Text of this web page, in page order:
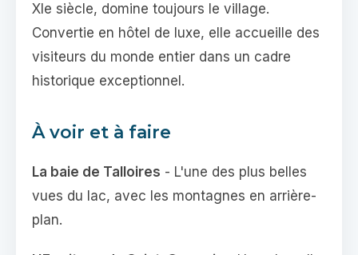
XIe siècle, domine toujours le village.
Convertie en hôtel de luxe, elle accueille des
visiteurs du monde entier dans un cadre
historique exceptionnel.
À voir et à faire
La baie de Talloires - L'une des plus belles
vues du lac, avec les montagnes en arrière-
plan.